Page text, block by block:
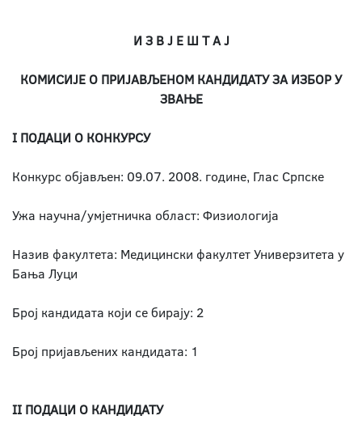
И З В Ј Е Ш Т А Ј
КОМИСИЈЕ О ПРИЈАВЉЕНОМ КАНДИДАТУ ЗА ИЗБОР У
ЗВАЊЕ
I ПОДАЦИ О КОНКУРСУ
Конкурс објављен: 09.07. 2008. године, Глас Српске
Ужа научна/умјетничка област: Физиологија
Назив факултета: Медицински факултет Универзитета у
Бања Луци
Број кандидата који се бирају: 2
Број пријављених кандидата: 1
II ПОДАЦИ О КАНДИДАТУ